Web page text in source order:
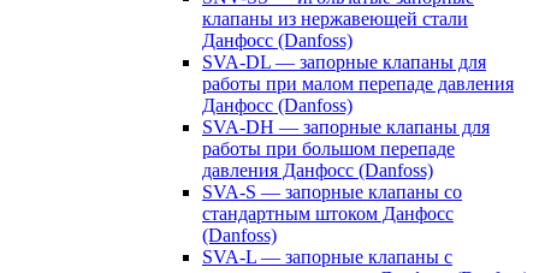
клапаны из нержавеющей стали
Данфосс (Danfoss)
SVA-DL — запорные клапаны для
работы при малом перепаде давления
Данфосс (Danfoss)
SVA-DH — запорные клапаны для
работы при большом перепаде
давления Данфосс (Danfoss)
SVA-S — запорные клапаны со
стандартным штоком Данфосс
(Danfoss)
SVA-L — запорные клапаны с